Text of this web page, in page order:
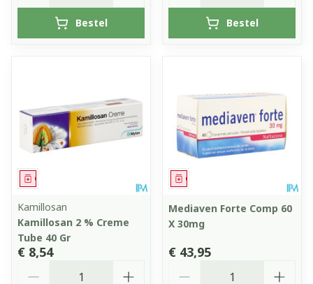
Bestel Bestel
Geneesmiddel
Kamillosan
Kamillosan 2 % Creme
Tube 40 Gr
€ 8,54
Geneesmiddel
Mediaven Forte Comp 60
X 30mg
€ 43,95